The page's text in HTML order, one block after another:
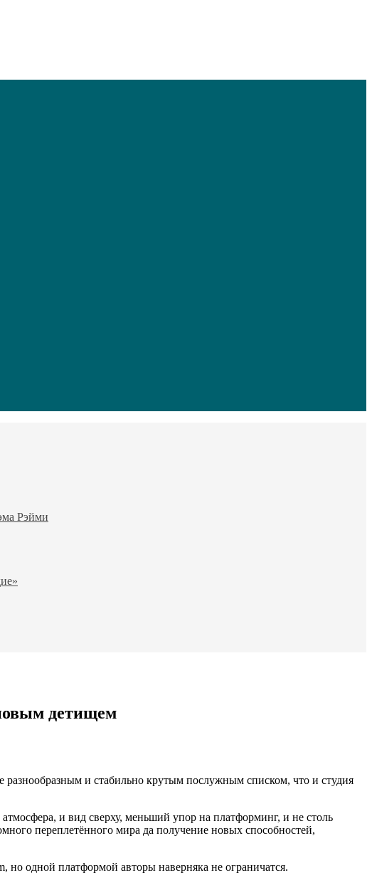
Рэйми
детищем
разнообразным и стабильно крутым послужным списком, что и студия
и вид сверху, меньший упор на платформинг, и не столь
переплетённого мира да получение новых способностей,
но одной платформой авторы наверняка не ограничатся.